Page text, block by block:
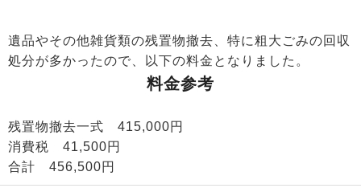
遺品やその他雑貨類の残置物撤去、特に粗大ごみの回収
処分が多かったので、以下の料金となりました。
料金参考
残置物撤去一式 415,000円
消費税 41,500円
合計 456,500円